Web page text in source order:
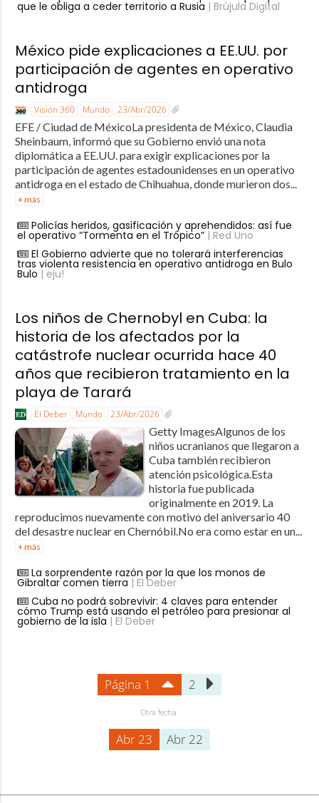
que le obliga a ceder territorio a Rusia | Brújula Digital
México pide explicaciones a EE.UU. por
participación de agentes en operativo
antidroga
Visión 360 Mundo 23/Abr/2026
EFE / Ciudad de MéxicoLa presidenta de México, Claudia
Sheinbaum, informó que su Gobierno envió una nota
diplomática a EE.UU. para exigir explicaciones por la
participación de agentes estadounidenses en un operativo
antidroga en el estado de Chihuahua, donde murieron dos...
+ más
Policías heridos, gasificación y aprehendidos: así fue
el operativo “Tormenta en el Trópico”| Red Uno
El Gobierno advierte que no tolerará interferencias
tras violenta resistencia en operativo antidroga en Bulo
Bulo | eju!
Los niños de Chernobyl en Cuba: la
historia de los afectados por la
catástrofe nuclear ocurrida hace 40
años que recibieron tratamiento en la
playa de Tarará
El Deber Mundo 23/Abr/2026
Getty ImagesAlgunos de los
niños ucranianos que llegaron a
Cuba también recibieron
atención psicológica.Esta
historia fue publicada
originalmente en 2019. La
reproducimos nuevamente con motivo del aniversario 40
del desastre nuclear en Chernóbil.No era como estar en un...
+ más
La sorprendente razón por la que los monos de
Gibraltar comen tierra | El Deber
Cuba no podrá sobrevivir: 4 claves para entender
cómo Trump está usando el petróleo para presionar al
gobierno de la isla | El Deber
Página 1 2
Otra fecha:
Abr 23 Abr 22